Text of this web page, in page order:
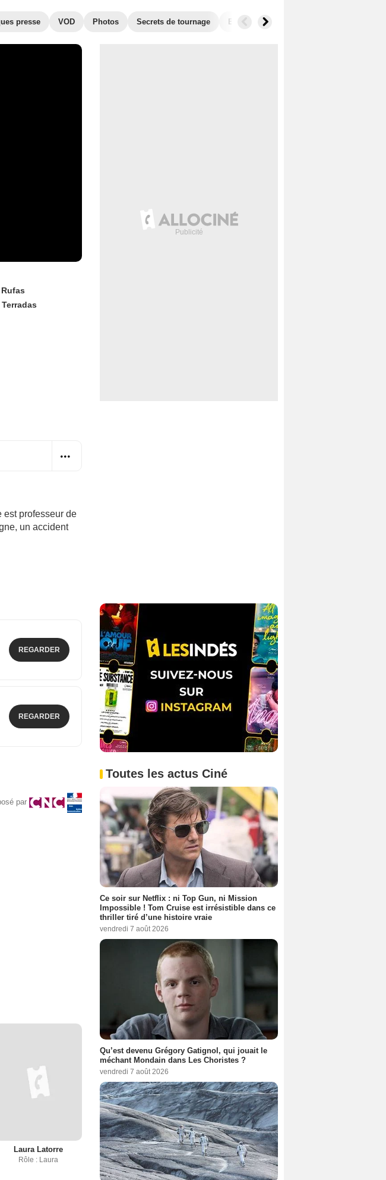
presse VOD Photos Secrets de tournage Box Office
est professeur de
un accident
REGARDER
REGARDER
par
Laura Latorre
Rôle : Laura
Toutes les actus Ciné
Ce soir sur Netflix : ni Top Gun, ni Mission
Impossible ! Tom Cruise est irrésistible dans ce
thriller tiré d’une histoire vraie
vendredi 7 août 2026
Qu’est devenu Grégory Gatignol, qui jouait le
méchant Mondain dans Les Choristes ?
vendredi 7 août 2026